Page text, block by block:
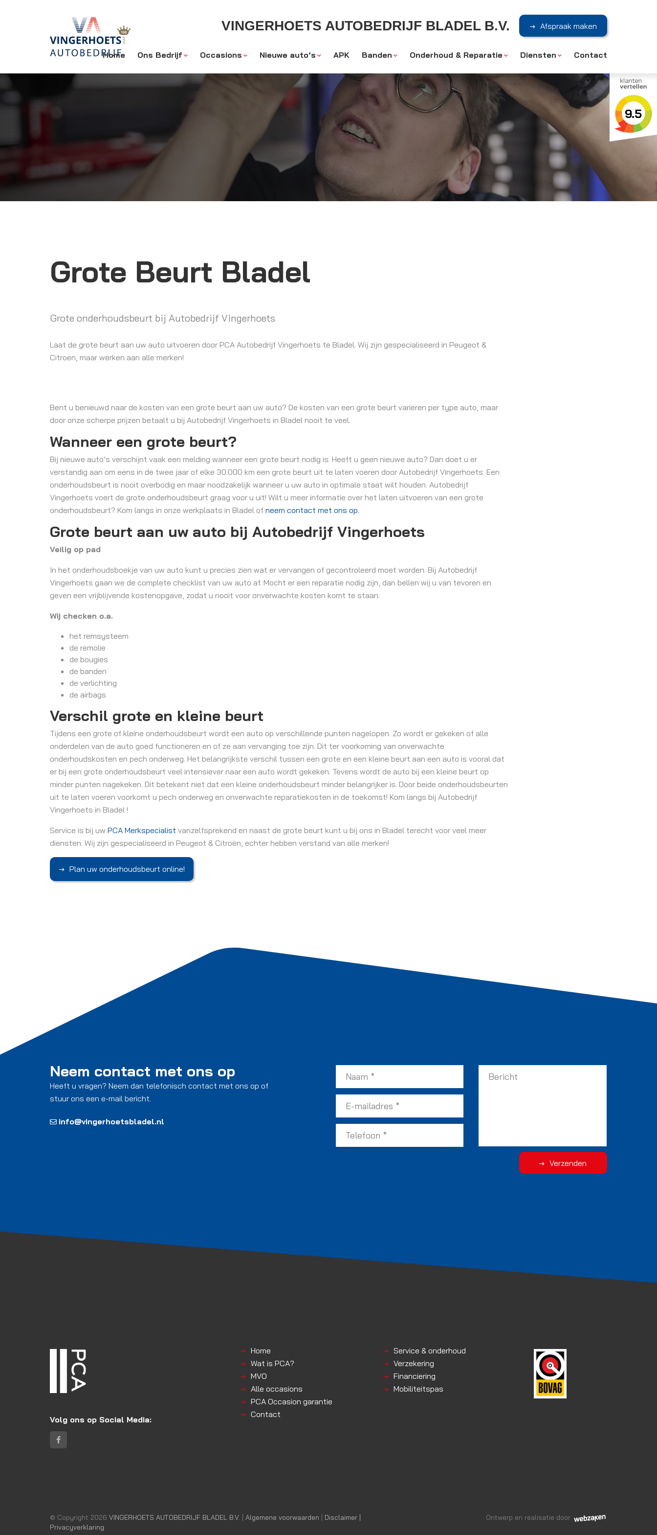
VINGERHOETS AUTOBEDRIJF BLADEL B.V. Afspraak maken
Home Ons Bedrijf Occasions Nieuwe auto’s APK Banden Onderhoud & Reparatie Diensten Contact
9.5
Grote Beurt Bladel
Grote onderhoudsbeurt bij Autobedrijf Vingerhoets
Laat de grote beurt aan uw auto uitvoeren door PCA Autobedrijf Vingerhoets te Bladel. Wij zijn gespecialiseerd in Peugeot &
Citroën, maar werken aan alle merken!
Bent u benieuwd naar de kosten van een grote beurt aan uw auto? De kosten van een grote beurt variëren per type auto, maar
door onze scherpe prijzen betaalt u bij Autobedrijf Vingerhoets in Bladel nooit te veel.
Wanneer een grote beurt?
Bij nieuwe auto’s verschijnt vaak een melding wanneer een grote beurt nodig is. Heeft u geen nieuwe auto? Dan doet u er
verstandig aan om eens in de twee jaar of elke 30.000 km een grote beurt uit te laten voeren door Autobedrijf Vingerhoets. Een
onderhoudsbeurt is nooit overbodig en maar noodzakelijk wanneer u uw auto in optimale staat wilt houden. Autobedrijf
Vingerhoets voert de grote onderhoudsbeurt graag voor u uit! Wilt u meer informatie over het laten uitvoeren van een grote
onderhoudsbeurt? Kom langs in onze werkplaats in Bladel of neem contact met ons op.
Grote beurt aan uw auto bij Autobedrijf Vingerhoets
Veilig op pad
In het onderhoudsboekje van uw auto kunt u precies zien wat er vervangen of gecontroleerd moet worden. Bij Autobedrijf
Vingerhoets gaan we de complete checklist van uw auto af. Mocht er een reparatie nodig zijn, dan bellen wij u van tevoren en
geven een vrijblijvende kostenopgave, zodat u nooit voor onverwachte kosten komt te staan.
Wij checken o.a.
het remsysteem
de remolie
de bougies
de banden
de verlichting
de airbags
Verschil grote en kleine beurt
Tijdens een grote of kleine onderhoudsbeurt wordt een auto op verschillende punten nagelopen. Zo wordt er gekeken of alle
onderdelen van de auto goed functioneren en of ze aan vervanging toe zijn. Dit ter voorkoming van onverwachte
onderhoudskosten en pech onderweg. Het belangrijkste verschil tussen een grote en een kleine beurt aan een auto is vooral dat
er bij een grote onderhoudsbeurt veel intensiever naar een auto wordt gekeken. Tevens wordt de auto bij een kleine beurt op
minder punten nagekeken. Dit betekent niet dat een kleine onderhoudsbeurt minder belangrijker is. Door beide onderhoudsbeurten
uit te laten voeren voorkomt u pech onderweg en onverwachte reparatiekosten in de toekomst! Kom langs bij Autobedrijf
Vingerhoets in Bladel !
Service is bij uw PCA Merkspecialist vanzelfsprekend en naast de grote beurt kunt u bij ons in Bladel terecht voor veel meer
diensten. Wij zijn gespecialiseerd in Peugeot & Citroën, echter hebben verstand van alle merken!
Plan uw onderhoudsbeurt online!
Neem contact met ons op
Heeft u vragen? Neem dan telefonisch contact met ons op of
stuur ons een e-mail bericht.
info@vingerhoetsbladel.nl
Verzenden
Volg ons op Social Media:
Service & onderhoud
Verzekering
Financiering
Mobiliteitspas
Home
Wat is PCA?
MVO
Alle occasions
PCA Occasion garantie
Contact
© Copyright 2026 VINGERHOETS AUTOBEDRIJF BLADEL B.V. | Algemene voorwaarden | Disclaimer |
Privacyverklaring
Ontwerp en realisatie door